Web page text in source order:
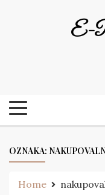
E-
OZNAKA:
Home